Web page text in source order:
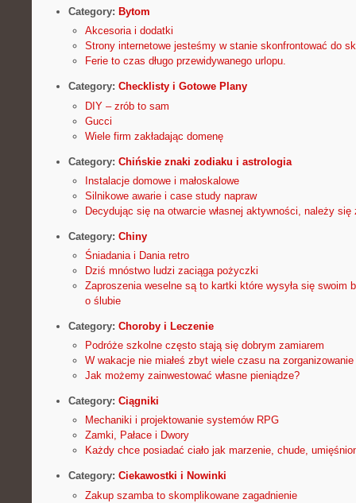
Category: Bytom
Akcesoria i dodatki
Strony internetowe jesteśmy w stanie skonfrontować do
Ferie to czas długo przewidywanego urlopu.
Category: Checklisty i Gotowe Plany
DIY – zrób to sam
Gucci
Wiele firm zakładając domenę
Category: Chińskie znaki zodiaku i astrologia
Instalacje domowe i małoskalowe
Silnikowe awarie i case study napraw
Decydując się na otwarcie własnej aktywności, należy
Category: Chiny
Śniadania i Dania retro
Dziś mnóstwo ludzi zaciąga pożyczki
Zaproszenia weselne są to kartki które wysyła się swoim
o ślubie
Category: Choroby i Leczenie
Podróże szkolne często stają się dobrym zamiarem
W wakacje nie miałeś zbyt wiele czasu na
Jak możemy zainwestować własne pieniądze?
Category: Ciągniki
Mechaniki i projektowanie systemów RPG
Zamki, Pałace i Dwory
Każdy chce posiadać ciało jak marzenie, chude,
Category: Ciekawostki i Nowinki
Zakup szamba to skomplikowane zagadnienie